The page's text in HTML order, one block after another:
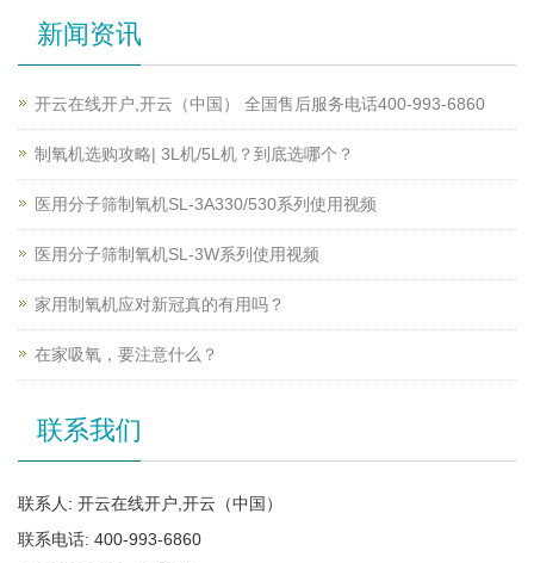
新闻资讯
开云在线开户,开云（中国） 全国售后服务电话400-993-6860
制氧机选购攻略| 3L机/5L机？到底选哪个？
医用分子筛制氧机SL-3A330/530系列使用视频
医用分子筛制氧机SL-3W系列使用视频
家用制氧机应对新冠真的有用吗？
在家吸氧，要注意什么？
联系我们
联系人: 开云在线开户,开云（中国）
联系电话: 400-993-6860